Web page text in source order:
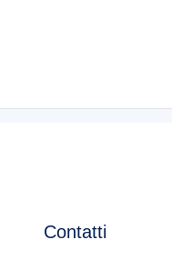
Contatti